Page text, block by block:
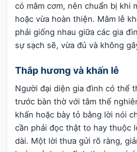
có mâm cơm, nên chuẩn bị khi
hoặc vừa hoàn thiện. Mâm lễ
phải giống nhau giữa các gia
sự sạch sẽ, vừa đủ và không
Thắp hương và khấn lễ
Người đại diện gia đình có thể
trước bàn thờ với tâm thế
khấn hoặc bày tỏ bằng lời nói
cần phải đọc thật to hay thuộc
dài. Một lời thưa gửi rõ ràng,